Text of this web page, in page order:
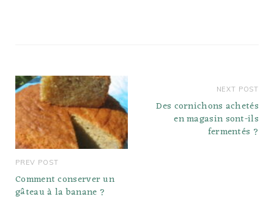
PREV POST
Comment conserver un
gâteau à la banane ?
NEXT POST
Des cornichons achetés
en magasin sont-ils
fermentés ?